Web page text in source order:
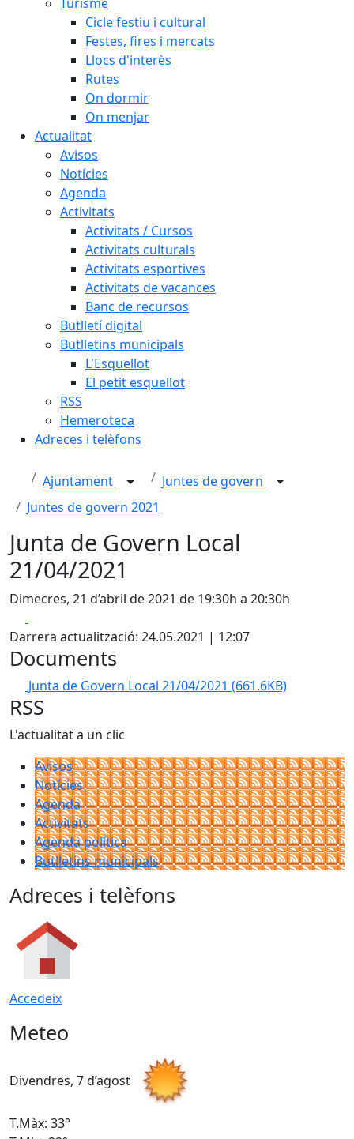
Cicle festiu i cultural
Festes, fires i mercats
Llocs d'interès
Rutes
On dormir
On menjar
Actualitat
Avisos
Notícies
Agenda
Activitats
Activitats / Cursos
Activitats culturals
Activitats esportives
Activitats de vacances
Banc de recursos
Butlletí digital
Butlletins municipals
L'Esquellot
El petit esquellot
RSS
Hemeroteca
Adreces i telèfons
Ajuntament
Juntes de govern
Juntes de govern 2021
Junta de Govern Local
21/04/2021
Dimecres, 21 d’abril de 2021 de 19:30h a 20:30h
Darrera actualització: 24.05.2021 | 12:07
Documents
Junta de Govern Local 21/04/2021 (661.6KB)
RSS
L'actualitat a un clic
Avisos
Notícies
Agenda
Activitats
Agenda política
Butlletins municipals
Adreces i telèfons
Accedeix
Meteo
Divendres, 7 d’agost
T.Màx: 33°